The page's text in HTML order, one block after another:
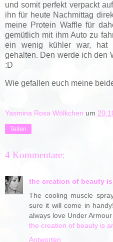
und somit perfekt verpackt
ihn für heute Nachmittag
meine Protein Waffle für
gemütlich mit ihm Auto zu
ein wenig kühler war, hat
gehalten. Den werde ich den
:D
Wie gefallen euch meine
Yasmina Rosa Wölkchen um
Teilen
4 Kommentare:
the creation of beauty
The cooling muscle
sure it will come in
always love Under
the creation of beauty is
Antworten